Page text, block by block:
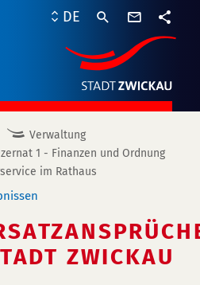
DE
Verwaltung
1 - Finanzen und Ordnung
im Rathaus
ZWICKAU